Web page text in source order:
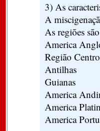
3) As
A
As regiões
America
Região
Antilhas
Guianas
America
America
America